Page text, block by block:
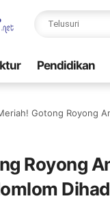
Pendidikan
Gotong Royong
Royong